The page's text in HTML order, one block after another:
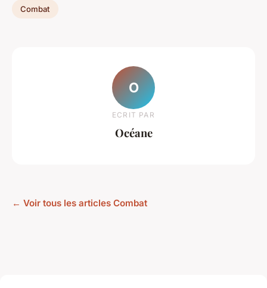
Combat
O
ECRIT PAR
Océane
← Voir tous les articles Combat